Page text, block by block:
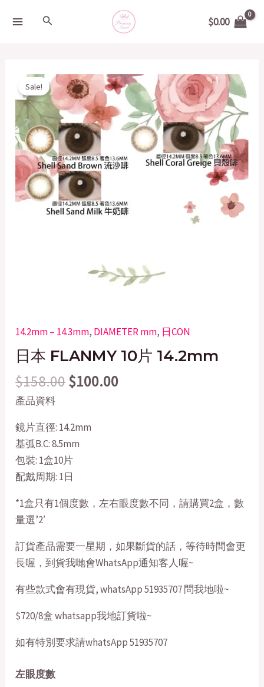
Search $0.00
Sale!
14.2mm – 14.3mm, DIAMETER mm, 日CON
日本 FLANMY 10片 14.2mm
$158.00
Original
price
was:
$158.00.
$100.00
Current
price
is:
$100.00.
產品資料
鏡片直徑: 14.2mm
基弧B.C: 8.5mm
包裝: 1盒10片
配戴周期: 1日
*1盒只有1個度數，左右眼度數不同，請購買2盒，數
量選’2′
訂貨產品需要一星期，如果斷貨的話，等待時間會更
長喔，到貨我哋會WhatsApp通知客人喔~
有些款式會有現貨, whatsApp 51935707 問我地啦~
$720/8盒 whatsapp我地訂貨啦~
如有特別要求請whatsApp 51935707
左眼度數
本
FLANMY
10
片
14.2mm
quantity